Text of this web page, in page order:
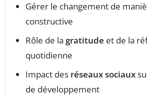
Gérer le changement de
constructive
Rôle de la gratitude et de la
quotidienne
Impact des réseaux sociaux
de développement